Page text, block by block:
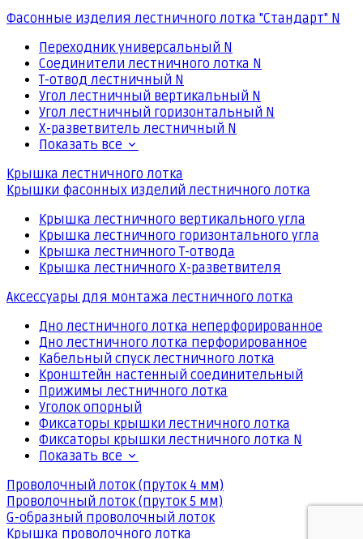
Фасонные изделия лестничного лотка "Стандарт" N
Переходник универсальный N
Соединители лестничного лотка N
Т-отвод лестничный N
Угол лестничный вертикальный N
Угол лестничный горизонтальный N
Х-разветвитель лестничный N
Показать все
Крышка лестничного лотка
Крышки фасонных изделий лестничного лотка
Крышка лестничного вертикального угла
Крышка лестничного горизонтального угла
Крышка лестничного Т-отвода
Крышка лестничного Х-разветвителя
Аксессуары для монтажа лестничного лотка
Дно лестничного лотка неперфорированное
Дно лестничного лотка перфорированное
Кабельный спуск лестничного лотка
Кронштейн настенный соединительный
Прижимы лестничного лотка
Уголок опорный
Фиксаторы крышки лестничного лотка
Фиксаторы крышки лестничного лотка N
Показать все
Проволочный лоток (пруток 4 мм)
Проволочный лоток (пруток 5 мм)
G-образный проволочный лоток
Крышка проволочного лотка